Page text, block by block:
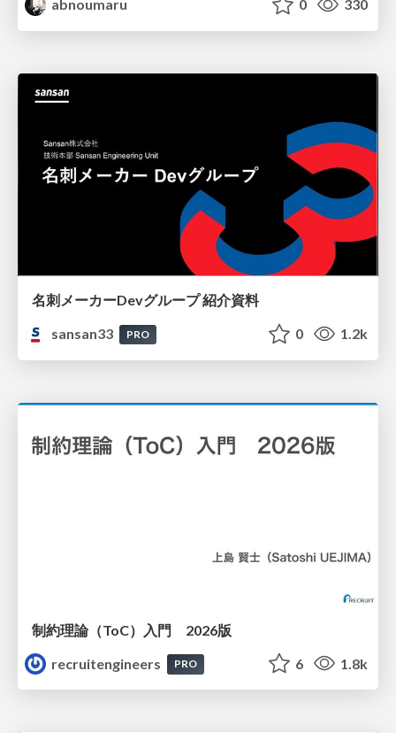
abnoumaru 0 330
名刺メーカーDevグループ 紹介資料
sansan33
PRO 0 1.2k
制約理論（ToC）入門 2026版
recruitengineers
PRO 6 1.8k